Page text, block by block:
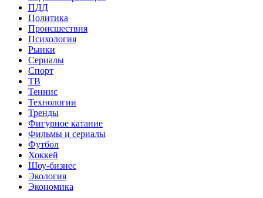
ПДД
Политика
Происшествия
Психология
Рынки
Сериалы
Спорт
ТВ
Теннис
Технологии
Тренды
Фигурное катание
Фильмы и сериалы
Футбол
Хоккей
Шоу-бизнес
Экология
Экономика